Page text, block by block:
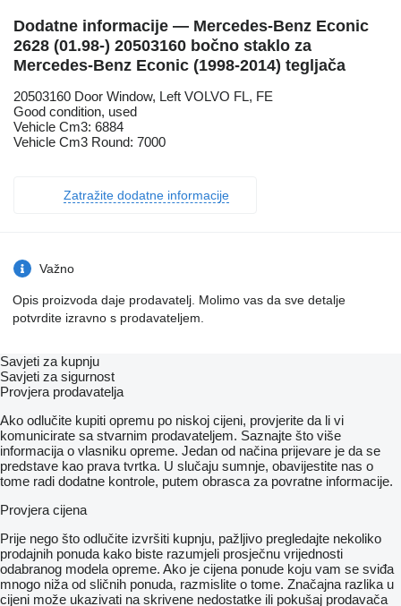
Dodatne informacije — Mercedes-Benz Econic
2628 (01.98-) 20503160 bočno staklo za
Mercedes-Benz Econic (1998-2014) tegljača
20503160 Door Window, Left VOLVO FL, FE
Good condition, used
Vehicle Cm3: 6884
Vehicle Cm3 Round: 7000
Zatražite dodatne informacije
Važno
Opis proizvoda daje prodavatelj. Molimo vas da sve detalje
potvrdite izravno s prodavateljem.
Savjeti za kupnju
Savjeti za sigurnost
Provjera prodavatelja
Ako odlučite kupiti opremu po niskoj cijeni, provjerite da li vi
komunicirate sa stvarnim prodavateljem. Saznajte što više
informacija o vlasniku opreme. Jedan od načina prijevare je da se
predstave kao prava tvrtka. U slučaju sumnje, obavijestite nas o
tome radi dodatne kontrole, putem obrasca za povratne informacije.
Provjera cijena
Prije nego što odlučite izvršiti kupnju, pažljivo pregledajte nekoliko
prodajnih ponuda kako biste razumjeli prosječnu vrijednosti
odabranog modela opreme. Ako je cijena ponude koju vam se sviđa
mnogo niža od sličnih ponuda, razmislite o tome. Značajna razlika u
cijeni može ukazivati ​​na skrivene nedostatke ili pokušaj prodavača